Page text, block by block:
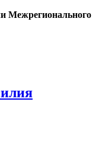
Межрегионального